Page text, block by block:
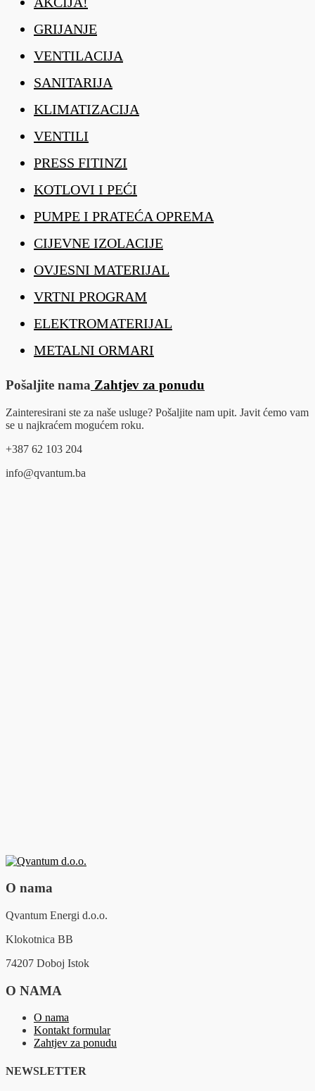
GRIJANJE
VENTILACIJA
SANITARIJA
KLIMATIZACIJA
VENTILI
PRESS FITINZI
KOTLOVI I PEĆI
PUMPE I PRATEĆA OPREMA
CIJEVNE IZOLACIJE
OVJESNI MATERIJAL
VRTNI PROGRAM
ELEKTROMATERIJAL
METALNI ORMARI
Pošaljite nama Zahtjev za ponudu
Zainteresirani ste za naše usluge? Pošaljite nam upit. Javit ćemo vam
se u najkraćem mogućem roku.
+387 62 103 204
info@qvantum.ba
O nama
Qvantum Energi d.o.o.
Klokotnica BB
74207 Doboj Istok
O NAMA
O nama
Kontakt formular
Zahtjev za ponudu
NEWSLETTER